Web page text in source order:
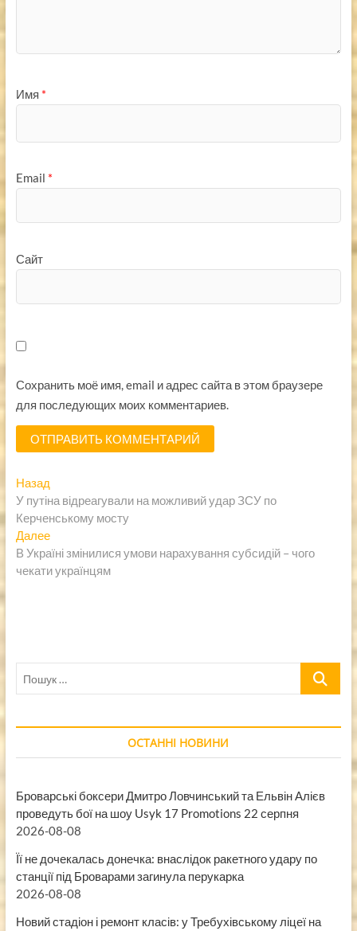
Имя *
Email *
Сайт
Сохранить моё имя, email и адрес сайта в этом браузере
для последующих моих комментариев.
Навигация
по
записям
НазадПредыдущая
запись:
У путіна відреагували на можливий удар ЗСУ по
Керченському мосту
ДалееСледующая
запись:
В Україні змінилися умови нарахування субсидій – чого
чекати українцям
Пошук
ОСТАННІ НОВИНИ
Броварські боксери Дмитро Ловчинський та Ельвін Алієв
проведуть бої на шоу Usyk 17 Promotions 22 серпня
2026-08-08
Її не дочекалась донечка: внаслідок ракетного удару по
станції під Броварами загинула перукарка
2026-08-08
Новий стадіон і ремонт класів: у Требухівському ліцеї на